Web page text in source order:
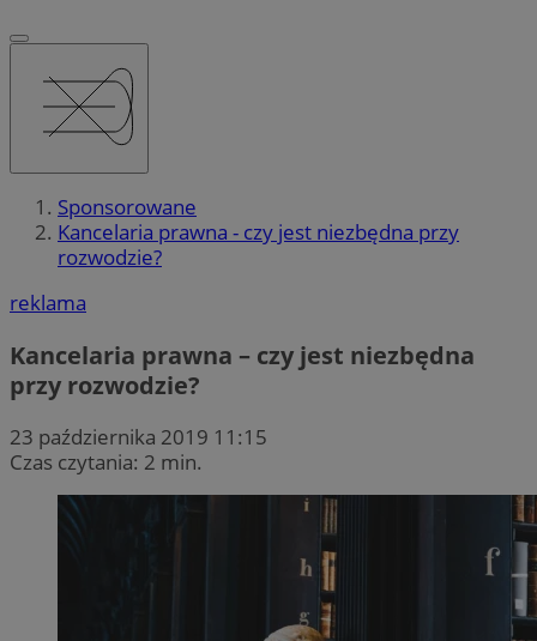
Sponsorowane
Kancelaria prawna - czy jest niezbędna przy
rozwodzie?
reklama
Kancelaria prawna – czy jest niezbędna
przy rozwodzie?
23 października 2019 11:15
Czas czytania: 2 min.